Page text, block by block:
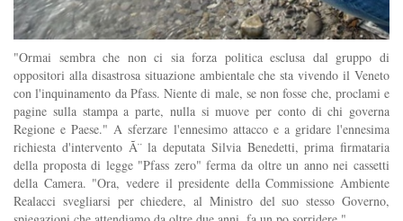
"Ormai sembra che non ci sia forza politica esclusa dal gruppo di
oppositori alla disastrosa situazione ambientale che sta vivendo il Veneto
con l'inquinamento da Pfass. Niente di male, se non fosse che, proclami e
pagine sulla stampa a parte, nulla si muove per conto di chi governa
Regione e Paese." A sferzare l'ennesimo attacco e a gridare l'ennesima
richiesta d'intervento Ã¨ la deputata Silvia Benedetti, prima firmataria
della proposta di legge "Pfass zero" ferma da oltre un anno nei cassetti
della Camera. "Ora, vedere il presidente della Commissione Ambiente
Realacci svegliarsi per chiedere, al Ministro del suo stesso Governo,